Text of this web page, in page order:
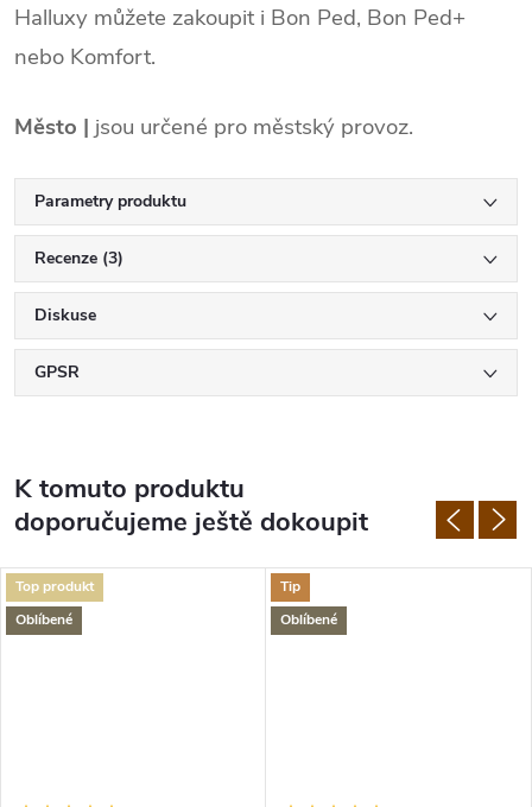
Halluxy můžete zakoupit i Bon Ped, Bon Ped+
nebo Komfort.
Město | jsou určené pro městský provoz.
Parametry produktu
Recenze (3)
Diskuse
GPSR
K tomuto produktu
doporučujeme ještě dokoupit
Top produkt
Oblíbené
Tip
Oblíbené